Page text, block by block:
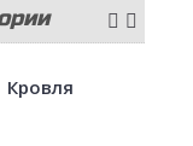
Кровля